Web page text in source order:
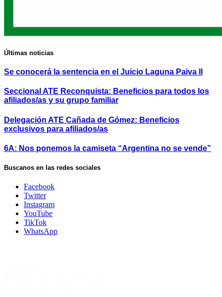
Últimas noticias
Se conocerá la sentencia en el Juicio Laguna Paiva II
Seccional ATE Reconquista: Beneficios para todos los
afiliados/as y su grupo familiar
Delegación ATE Cañada de Gómez: Beneficios
exclusivos para afiliados/as
6A: Nos ponemos la camiseta “Argentina no se vende”
Buscanos en las redes sociales
Facebook
Twitter
Instagram
YouTube
TikTok
WhatsApp